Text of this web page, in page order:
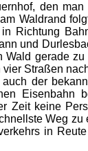
den
Waldrand
Richtung
und
Wald gerade
Straßen
der
Eisenbahn
Zeit keine
Weg zu
in